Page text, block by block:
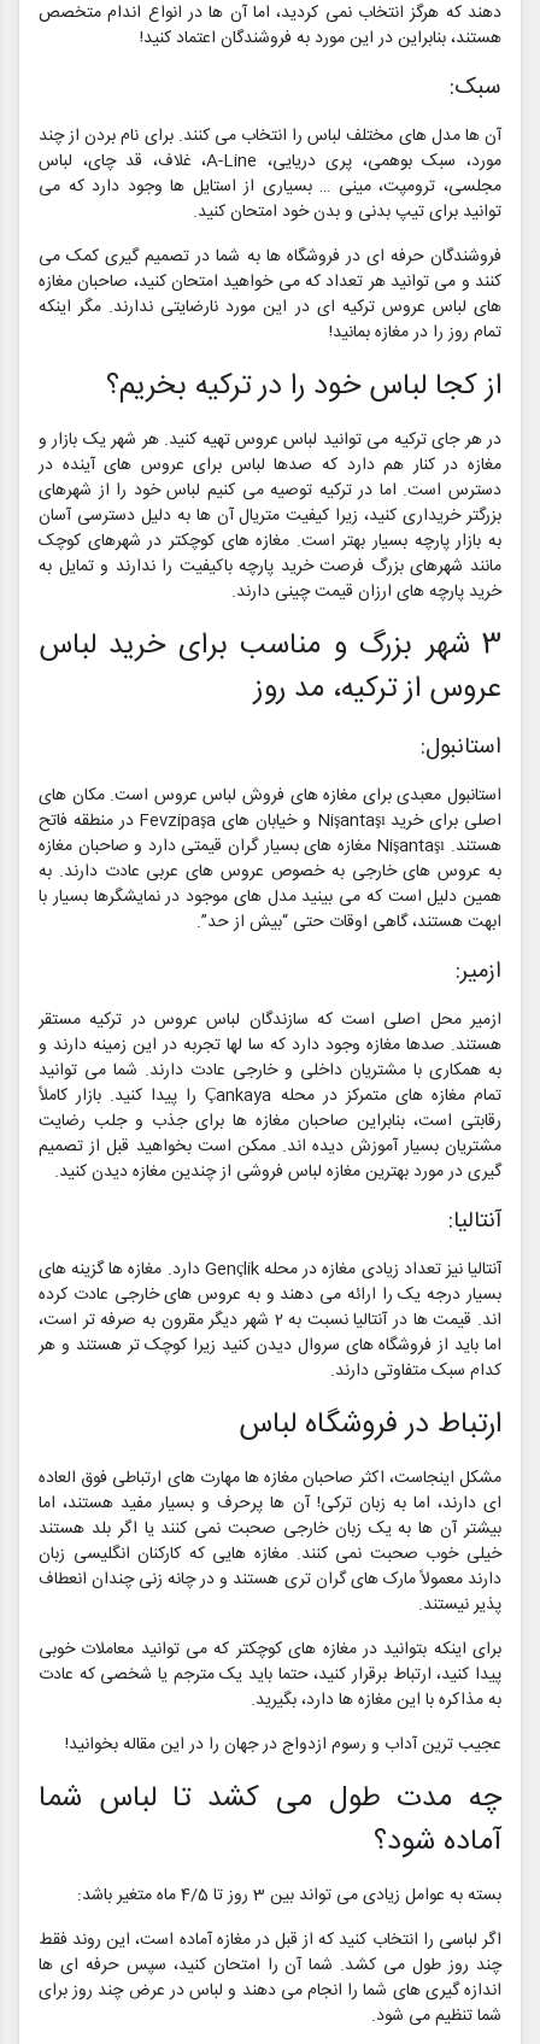
دهند که هرگز انتخاب نمی کردید، اما آن ها در انواع اندام متخصص
هستند، بنابراین در این مورد به فروشندگان اعتماد کنید!
سبک:
آن ها مدل های مختلف لباس را انتخاب می کنند. برای نام بردن از چند
مورد، سبک بوهمی، پری دریایی، A-Line، غلاف، قد چای، لباس
مجلسی، ترومپت، مینی … بسیاری از استایل ها وجود دارد که می
توانید برای تیپ بدنی و بدن خود امتحان کنید.
فروشندگان حرفه ای در فروشگاه ها به شما در تصمیم گیری کمک می
کنند و می توانید هر تعداد که می خواهید امتحان کنید، صاحبان مغازه
های لباس عروس ترکیه ای در این مورد نارضایتی ندارند. مگر اینکه
تمام روز را در مغازه بمانید!
از کجا لباس خود را در ترکیه بخریم؟
در هر جای ترکیه می توانید لباس عروس تهیه کنید. هر شهر یک بازار و
مغازه در کنار هم دارد که صدها لباس برای عروس های آینده در
دسترس است. اما در ترکیه توصیه می کنیم لباس خود را از شهرهای
بزرگتر خریداری کنید، زیرا کیفیت متریال آن ها به دلیل دسترسی آسان
به بازار پارچه بسیار بهتر است. مغازه های کوچکتر در شهرهای کوچک
مانند شهرهای بزرگ فرصت خرید پارچه باکیفیت را ندارند و تمایل به
خرید پارچه های ارزان قیمت چینی دارند.
3 شهر بزرگ و مناسب برای خرید لباس
عروس از ترکیه، مد روز
استانبول:
استانبول معبدی برای مغازه های فروش لباس عروس است. مکان های
اصلی برای خرید Nişantaşı و خیابان های Fevzipaşa در منطقه فاتح
هستند. Nişantaşı مغازه های بسیار گران قیمتی دارد و صاحبان مغازه
به عروس های خارجی به خصوص عروس های عربی عادت دارند. به
همین دلیل است که می بینید مدل های موجود در نمایشگرها بسیار با
ابهت هستند، گاهی اوقات حتی “بیش از حد”.
ازمیر:
ازمیر محل اصلی است که سازندگان لباس عروس در ترکیه مستقر
هستند. صدها مغازه وجود دارد که سا لها تجربه در این زمینه دارند و
به همکاری با مشتریان داخلی و خارجی عادت دارند. شما می توانید
تمام مغازه های متمرکز در محله Çankaya را پیدا کنید. بازار کاملاً
رقابتی است، بنابراین صاحبان مغازه ها برای جذب و جلب رضایت
مشتریان بسیار آموزش دیده اند. ممکن است بخواهید قبل از تصمیم
گیری در مورد بهترین مغازه لباس فروشی از چندین مغازه دیدن کنید.
آنتالیا:
آنتالیا نیز تعداد زیادی مغازه در محله Gençlik دارد. مغازه ها گزینه های
بسیار درجه یک را ارائه می دهند و به عروس های خارجی عادت کرده
اند. قیمت ها در آنتالیا نسبت به 2 شهر دیگر مقرون به صرفه تر است،
اما باید از فروشگاه های سروال دیدن کنید زیرا کوچک تر هستند و هر
کدام سبک متفاوتی دارند.
ارتباط در فروشگاه لباس
مشکل اینجاست، اکثر صاحبان مغازه ها مهارت های ارتباطی فوق العاده
ای دارند، اما به زبان ترکی! آن ها پرحرف و بسیار مفید هستند، اما
بیشتر آن ها به یک زبان خارجی صحبت نمی کنند یا اگر بلد هستند
خیلی خوب صحبت نمی کنند. مغازه‌ هایی که کارکنان انگلیسی زبان
دارند معمولاً مارک‌ های گران‌ تری هستند و در چانه‌ زنی چندان انعطاف‌
پذیر نیستند.
برای اینکه بتوانید در مغازه های کوچکتر که می توانید معاملات خوبی
پیدا کنید، ارتباط برقرار کنید، حتما باید یک مترجم یا شخصی که عادت
به مذاکره با این مغازه ها دارد، بگیرید.
عجیب ترین آداب و رسوم ازدواج در جهان را در این مقاله بخوانید!
چه مدت طول می کشد تا لباس شما
آماده شود؟
بسته به عوامل زیادی می تواند بین 3 روز تا 4/5 ماه متغیر باشد:
اگر لباسی را انتخاب کنید که از قبل در مغازه آماده است، این روند فقط
چند روز طول می کشد. شما آن را امتحان کنید، سپس حرفه ای ها
اندازه گیری های شما را انجام می دهند و لباس در عرض چند روز برای
شما تنظیم می شود.